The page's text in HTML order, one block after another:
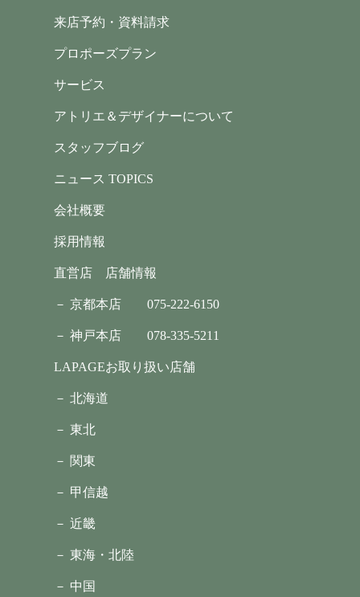
来店予約・資料請求
プロポーズプラン
サービス
アトリエ＆デザイナーについて
スタッフブログ
ニュース TOPICS
会社概要
採用情報
直営店 店舗情報
－ 京都本店075-222-6150
－ 神戸本店078-335-5211
LAPAGEお取り扱い店舗
－ 北海道
－ 東北
－ 関東
－ 甲信越
－ 近畿
－ 東海・北陸
－ 中国